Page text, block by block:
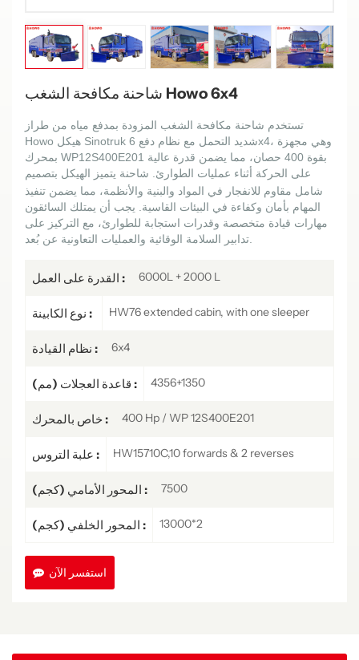
شاحنة مكافحة الشغب Howo 6x4
تستخدم شاحنة مكافحة الشغب المزودة بمدفع مياه من طراز
Howo هيكل Sinotruk شديد التحمل مع نظام دفع 6x4، وهي مجهزة
بمحرك WP12S400E201 بقوة 400 حصان، مما يضمن قدرة عالية
على الحركة أثناء عمليات الطوارئ. شاحنة يتميز الهيكل بتصميم
شامل مقاوم للانفجار في المواد والبنية والأنظمة، مما يضمن تنفيذ
المهام بأمان وكفاءة في البيئات القاسية. يجب أن يمتلك السائقون
مهارات قيادة متخصصة وقدرات استجابة للطوارئ، مع التركيز على
القدرة على العمل : 6000L + 2000 L
نوع الكابينة : HW76 extended cabin, with one sleeper
نظام القيادة : 6x4
قاعدة العجلات (مم) : 4356+1350
خاص بالمحرك : 400 Hp / WP 12S400E201
علبة التروس : HW15710C,10 forwards & 2 reverses
المحور الأمامي (كجم) : 7500
المحور الخلفي (كجم) : 13000*2
استفسر الآن